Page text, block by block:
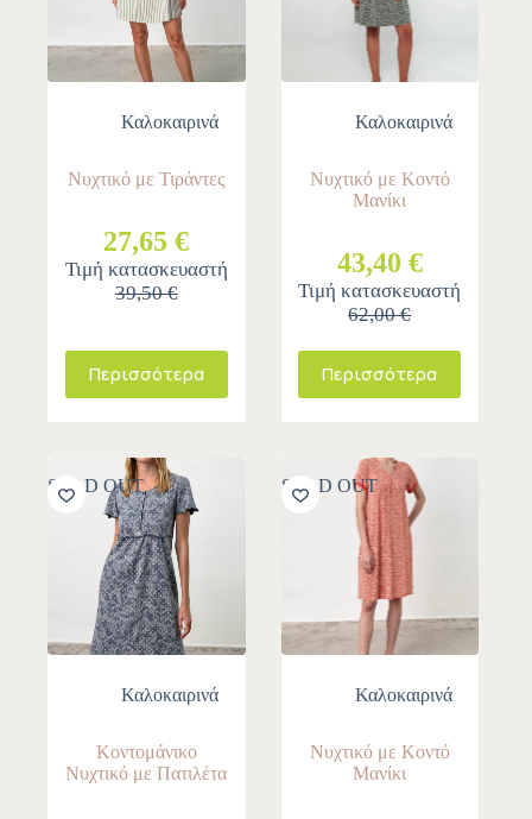
Καλοκαιρινά
Νυχτικό με Τιράντες
27,65 €
Τιμή κατασκευαστή
39,50 €
Περισσότερα
Καλοκαιρινά
Νυχτικό με Κοντό
Μανίκι
43,40 €
Τιμή κατασκευαστή
62,00 €
Περισσότερα
SOLD OUT
Καλοκαιρινά
Κοντομάνικο
Νυχτικό με Πατιλέτα
SOLD OUT
Καλοκαιρινά
Νυχτικό με Κοντό
Μανίκι